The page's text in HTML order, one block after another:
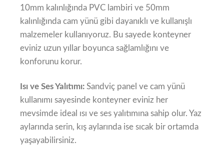
10mm kalınlığında PVC lambiri ve 50mm
kalınlığında cam yünü gibi dayanıklı ve kullanışlı
malzemeler kullanıyoruz. Bu sayede konteyner
eviniz uzun yıllar boyunca sağlamlığını ve
konforunu korur.
Isı ve Ses Yalıtımı:Sandviç panel ve cam yünü
kullanımı sayesinde konteyner eviniz her
mevsimde ideal ısı ve ses yalıtımına sahip olur. Yaz
aylarında serin, kış aylarında ise sıcak bir ortamda
yaşayabilirsiniz.